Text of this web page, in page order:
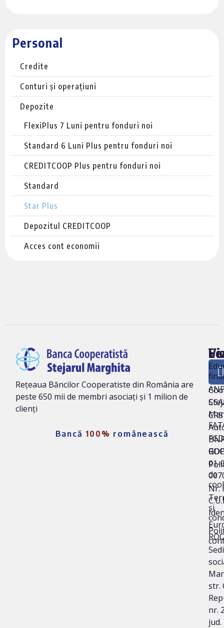
Personal
Credite
Conturi și operațiuni
Depozite
FlexiPlus 7 Luni pentru fonduri noi
Standard 6 Luni Plus pentru fonduri noi
CREDITCOOP Plus pentru fonduri noi
Standard
Star Plus
Depozitul CREDITCOOP
Acces cont economii
Rețeaua Băncilor Cooperatiste din România are
peste 650 mii de membri asociați și 1 milion de
clienți
Bancă 100% românească
ne
01-
Nr.
str.
nr.
de
și